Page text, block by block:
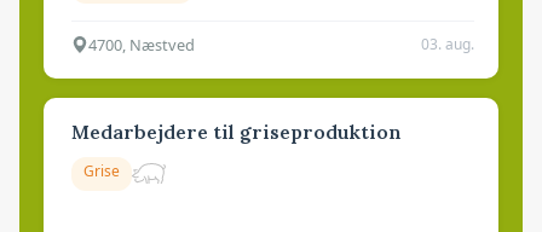
4700, Næstved 03. aug.
Medarbejdere til griseproduktion
Grise